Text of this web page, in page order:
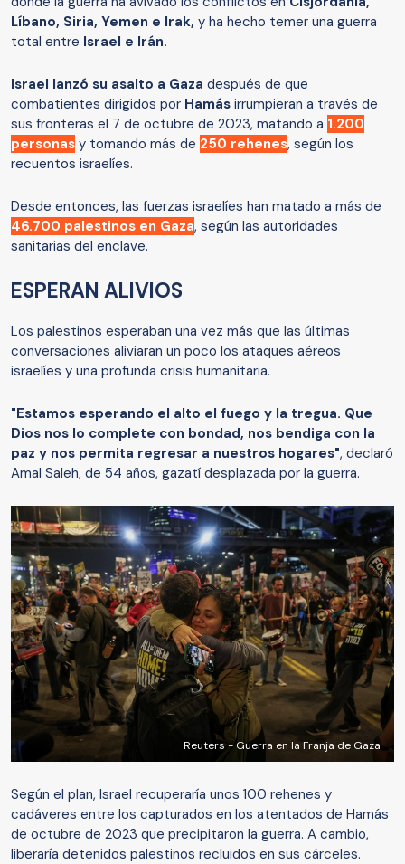
Líbano, Siria, Yemen e Irak, y ha hecho temer una guerra
total entre Israel e Irán.
Israel lanzó su asalto a Gaza después de que
combatientes dirigidos por Hamás irrumpieran a través de
sus fronteras el 7 de octubre de 2023, matando a 1.200
personas y tomando más de 250 rehenes, según los
recuentos israelíes.
Desde entonces, las fuerzas israelíes han matado a más de
46.700 palestinos en Gaza, según las autoridades
sanitarias del enclave.
ESPERAN ALIVIOS
Los palestinos esperaban una vez más que las últimas
conversaciones aliviaran un poco los ataques aéreos
israelíes y una profunda crisis humanitaria.
"Estamos esperando el alto el fuego y la tregua. Que
Dios nos lo complete con bondad, nos bendiga con la
paz y nos permita regresar a nuestros hogares", declaró
Amal Saleh, de 54 años, gazatí desplazada por la guerra.
Reuters - Guerra en la Franja de Gaza
Según el plan, Israel recuperaría unos 100 rehenes y
cadáveres entre los capturados en los atentados de Hamás
de octubre de 2023 que precipitaron la guerra. A cambio,
liberaría detenidos palestinos recluidos en sus cárceles.